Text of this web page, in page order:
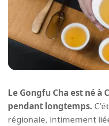
Le Gongfu Cha est né à
pendant longtemps.
régionale, intimement